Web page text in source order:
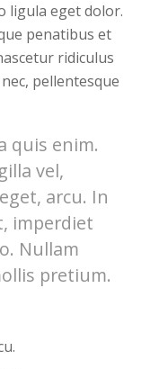
ligula eget dolor.
penatibus et
ridiculus
pellentesque
quis enim.
vel,
arcu. In
imperdiet
Nullam
pretium.